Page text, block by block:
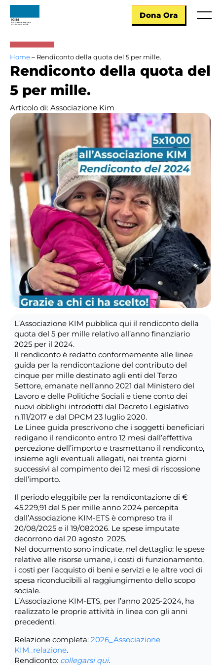
Skip
content
Menu
Home
Chi siamo
Cosa facciamo
Cosa puoi fare
Hai bisogno di KIM?
Blog
Contatti
Dona Ora
Home– Rendiconto della quota del 5 per mille.
Rendiconto della quota del
5 per mille.
Articolo di: Associazione Kim
L’Associazione KIM pubblica qui il rendiconto della
quota del 5 per mille relativo all’anno finanziario
2025 per il 2024.
Il rendiconto è redatto conformemente alle linee
guida per la rendicontazione del contributo del
cinque per mille destinato agli enti del Terzo
Settore, emanate nell’anno 2021 dal Ministero del
Lavoro e delle Politiche Sociali e tiene conto dei
nuovi obblighi introdotti dal Decreto Legislativo
n.111/2017 e dal DPCM 23 luglio 2020.
Le Linee guida prescrivono che i soggetti beneficiari
redigano il rendiconto entro 12 mesi dall’effettiva
percezione dell’importo e trasmettano il rendiconto,
insieme agli eventuali allegati, nei trenta giorni
successivi al compimento dei 12 mesi di riscossione
dell’importo.
Il periodo eleggibile per la rendicontazione di €
45.229,91 del 5 per mille anno 2024 percepita
dall’Associazione KIM-ETS è compreso tra il
20/08/2025 e il 19/082026. Le spese imputate
decorrono dal 20 agosto 2025.
Nel documento sono indicate, nel dettaglio: le spese
relative alle risorse umane, i costi di funzionamento,
i costi per l’acquisto di beni e servizi e le altre voci di
spesa riconducibili al raggiungimento dello scopo
sociale.
L’Associazione KIM-ETS, per l’anno 2025-2024, ha
realizzato le proprie attività in linea con gli anni
precedenti.
Relazione completa: 2026_Associazione
KIM_relazione.
Rendiconto: collegarsi qui.